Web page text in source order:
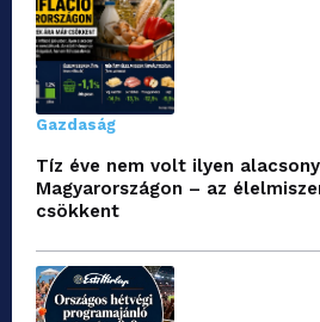
Gazdaság
Tíz éve nem volt ilyen
Magyarországon – az
csökkent